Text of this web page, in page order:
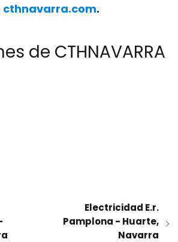
cthnavarra.com.
de CTHNAVARRA
Electricidad E.r.
Pamplona - Huarte,
Navarra